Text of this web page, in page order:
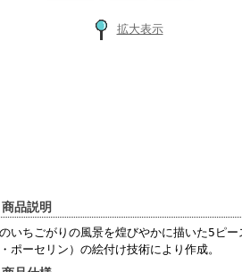
拡大表示
品説明
いちごがりの風景を煌びやかに描いた5ピ
ポーセリン）の絵付け技術により作成。